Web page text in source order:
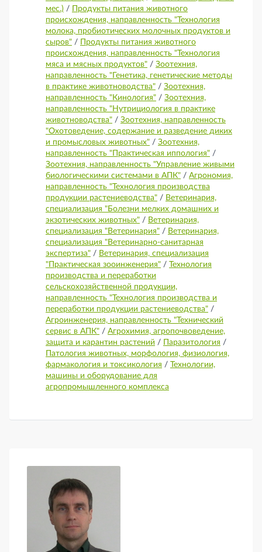
мес.) / Продукты питания животного
происхождения, направленность "Технология
молока, пробиотических молочных продуктов и
сыров" / Продукты питания животного
происхождения, направленность "Технология
мяса и мясных продуктов" / Зоотехния,
направленность "Генетика, генетические методы
в практике животноводства" / Зоотехния,
направленность "Кинология" / Зоотехния,
направленность "Нутрициология в практике
животноводства" / Зоотехния, направленность
"Охотоведение, содержание и разведение диких
и промысловых животных" / Зоотехния,
направленность "Практическая иппология" /
Зоотехния, направленность "Управление живыми
биологическими системами в АПК" / Агрономия,
направленность "Технология производства
продукции растениеводства" / Ветеринария,
специализация "Болезни мелких домашних и
экзотических животных" / Ветеринария,
специализация "Ветеринария" / Ветеринария,
специализация "Ветеринарно-санитарная
экспертиза" / Ветеринария, специализация
"Практическая зооинженерия" / Технология
производства и переработки
сельскохозяйственной продукции,
направленность "Технология производства и
переработки продукции растениеводства" /
Агроинженерия, направленность "Технический
сервис в АПК" / Агрохимия, агропочвоведение,
защита и карантин растений / Паразитология /
Патология животных, морфология, физиология,
фармакология и токсикология / Технологии,
машины и оборудование для
агропромышленного комплекса